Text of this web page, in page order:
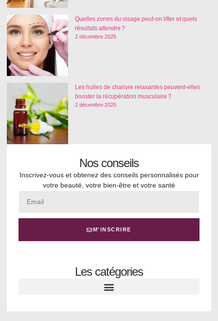
Quelles zones du visage peut-on lifter et quels
résultats attendre ?
2 décembre 2025
Les huiles de chanvre relaxantes peuvent-elles
booster la récupération musculaire ?
2 décembre 2025
Nos conseils
Inscrivez-vous et obtenez des conseils personnalisés pour
votre beauté, votre bien-être et votre santé
M'INSCRIRE
Les catégories